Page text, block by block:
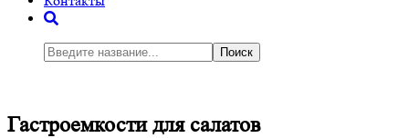
Поиск
Гастроемкости для салатов